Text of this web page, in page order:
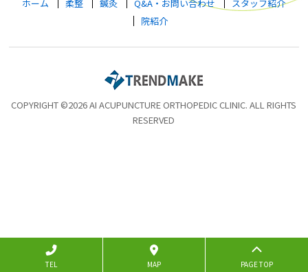
ホーム
柔整 鍼灸 Q&A・お問い合わせ
スタッフ紹介
院紹介
COPYRIGHT ©2026 AI ACUPUNCTURE ORTHOPEDIC CLINIC. ALL RIGHTS
RESERVED
TEL MAP PAGE TOP